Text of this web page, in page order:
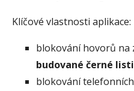
Klíčové vlastnosti aplikace:
blokování hovorů na
budované černé
blokování